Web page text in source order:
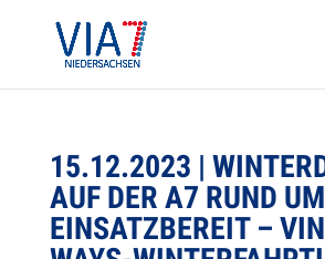
15.12.2023 |
AUF DER A7 RUND
EIN­SATZ­BE­REIT –